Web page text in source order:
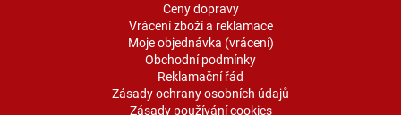
Ceny dopravy
Vrácení zboží a reklamace
Moje objednávka (vrácení)
Obchodní podmínky
Reklamační řád
Zásady ochrany osobních údajů
Zásady používání cookies